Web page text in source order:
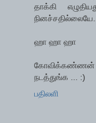
தாக்கி
ஹா ஹா ஹா
கோவிக்கண்ணன்
நடத்துங்க ... :)
பதிலளி